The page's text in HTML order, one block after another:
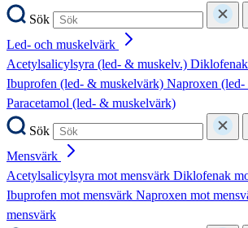
Sök
Led- och muskelvärk
Acetylsalicylsyra (led- & muskelv.)
Ibuprofen (led- & muskelvärk) Naproxen
Paracetamol (led- & muskelvärk)
Sök
Mensvärk
Acetylsalicylsyra mot mensvärk Diklofenak
Ibuprofen mot mensvärk Naproxen mot
mensvärk